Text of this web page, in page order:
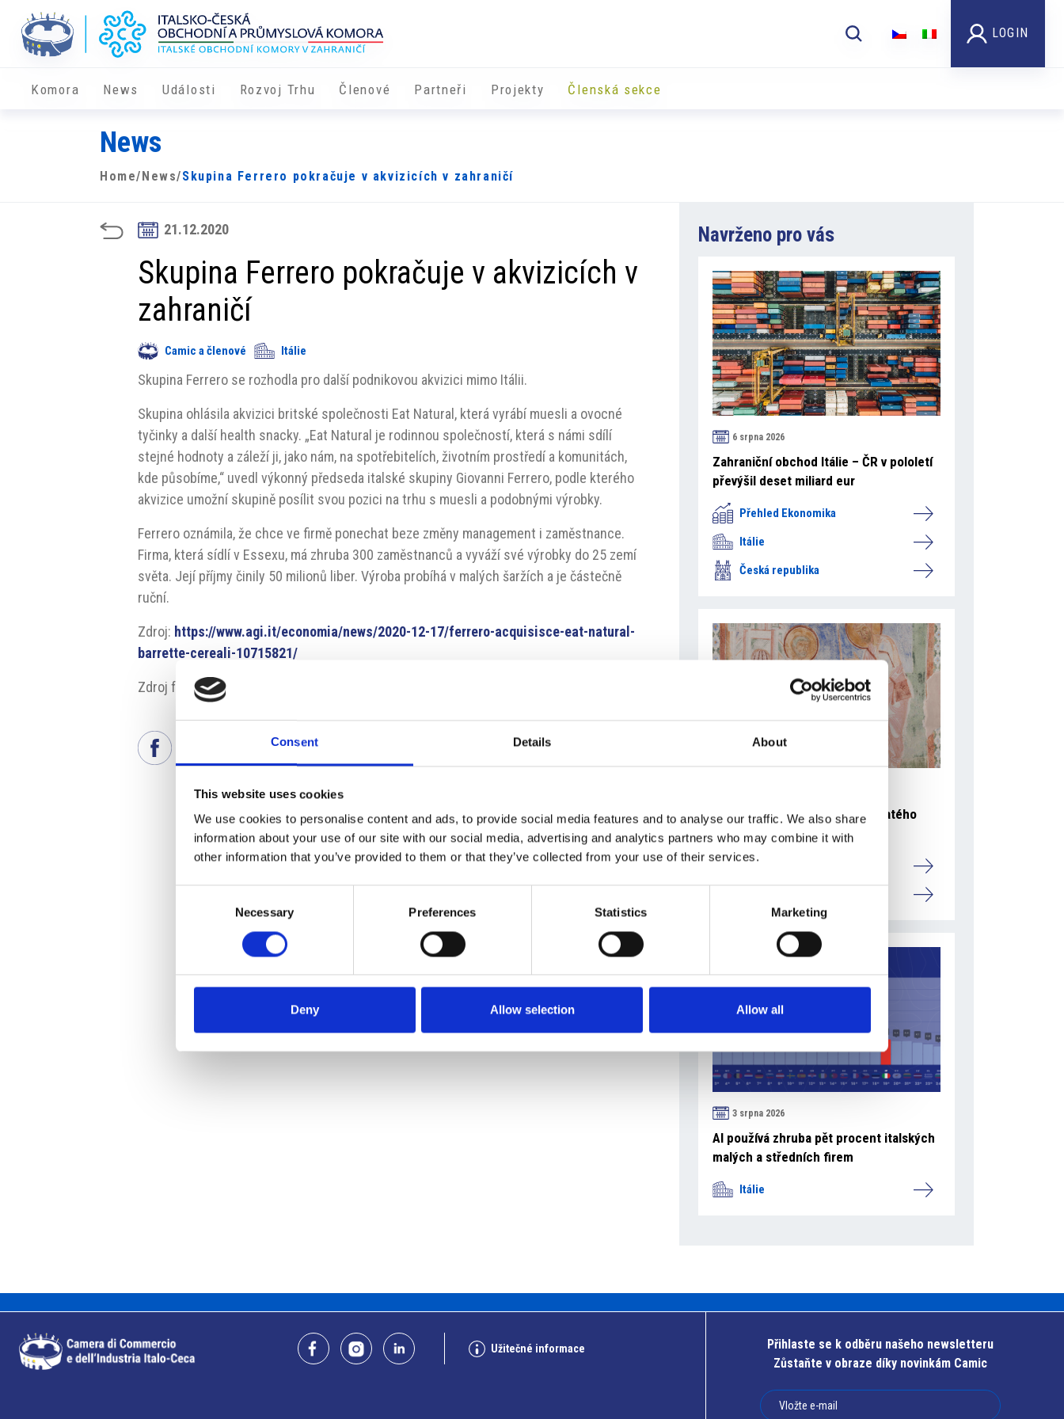
Consent Details About
This website uses cookies
We use cookies to personalise content and ads, to provide social media features and to analyse our traffic. We also share
information about your use of our site with our social media, advertising and analytics partners who may combine it with
other information that you’ve provided to them or that they’ve collected from your use of their services.
Necessary Preferences Statistics Marketing
Deny Allow selection Allow all
LOGIN
Komora News Události Rozvoj Trhu Členové Partneři ​​Projekty Členská sekce
News
Home/ News/Skupina Ferrero pokračuje v akvizicích v zahraničí
21.12.2020
Skupina Ferrero pokračuje v akvizicích v
zahraničí
Camic a členové Itálie
Skupina Ferrero se rozhodla pro další podnikovou akvizici mimo Itálii.
Skupina ohlásila akvizici britské společnosti Eat Natural, která vyrábí muesli a ovocné
tyčinky a další health snacky. „Eat Natural je rodinnou společností, která s námi sdílí
stejné hodnoty a záleží ji, jako nám, na spotřebitelích, životním prostředí a komunitách,
kde působíme,“ uvedl výkonný předseda italské skupiny Giovanni Ferrero, podle kterého
akvizice umožní skupině posílit svou pozici na trhu s muesli a podobnými výrobky.
Ferrero oznámila, že chce ve firmě ponechat beze změny management i zaměstnance.
Firma, která sídlí v Essexu, má zhruba 300 zaměstnanců a vyváží své výrobky do 25 zemí
světa. Její příjmy činily 50 milionů liber. Výroba probíhá v malých šaržích a je částečně
ruční.
Zdroj: https://www.agi.it/economia/news/2020-12-17/ferrero-acquisisce-eat-natural-
barrette-cereali-10715821/
Zdroj fotografie: Eat Natural
Navrženo pro vás
6 srpna 2026
Zahraniční obchod Itálie – ČR v pololetí
převýšil deset miliard eur
Přehled Ekonomika
Itálie
Česká republika
Pražský fragment evangelia svatého
Marka bude vystaven v Aquileii
Itálie
3 srpna 2026
AI používá zhruba pět procent italských
malých a středních firem
Itálie
Užitečné informace
Přihlaste se k odběru našeho newsletteru
Zůstaňte v obraze díky novinkám Camic